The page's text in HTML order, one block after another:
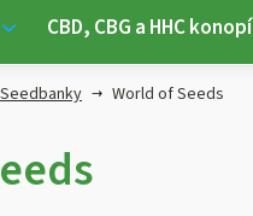
CBD, CBG a HHC konopí
Seedbanky World of Seeds